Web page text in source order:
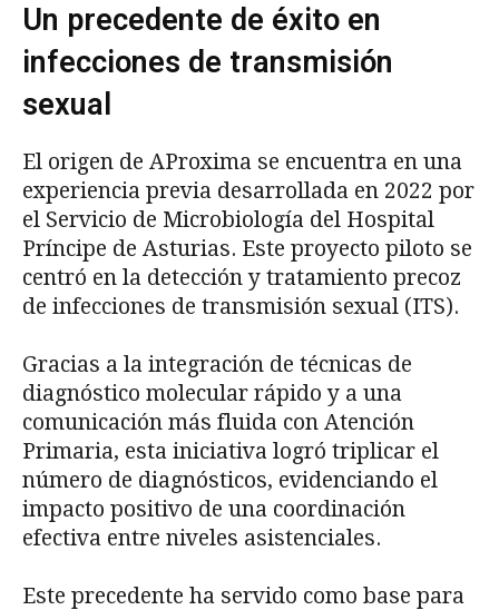
Un precedente de éxito en
infecciones de transmisión
sexual
El origen de AProxima se encuentra en una
experiencia previa desarrollada en 2022 por
el Servicio de Microbiología del Hospital
Príncipe de Asturias. Este proyecto piloto se
centró en la detección y tratamiento precoz
de infecciones de transmisión sexual (ITS).
Gracias a la integración de técnicas de
diagnóstico molecular rápido y a una
comunicación más fluida con Atención
Primaria, esta iniciativa logró triplicar el
número de diagnósticos, evidenciando el
impacto positivo de una coordinación
efectiva entre niveles asistenciales.
Este precedente ha servido como base para